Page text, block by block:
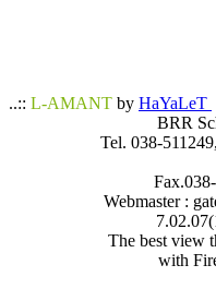
..:: L-AMANT by HaYaLeT
BRR
Tel. 038-
Webmaster :
The best view
with